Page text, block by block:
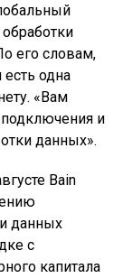
его словам,
есть одна
«Вам
и
данных».
Bain
данных
с
капитала